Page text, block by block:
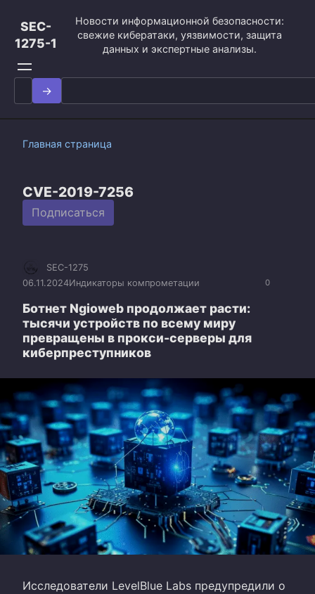
контенту
SEC-
1275-1
Новости информационной безопасности:
свежие кибератаки, уязвимости, защита
данных и экспертные анализы.
Search
for:
Главная страница
CVE-2019-7256
Подписаться
0
SEC-1275
06.11.2024Индикаторы компрометации
Ботнет Ngioweb продолжает расти:
тысячи устройств по всему миру
превращены в прокси-серверы для
киберпреступников
Исследователи LevelBlue Labs предупредили о